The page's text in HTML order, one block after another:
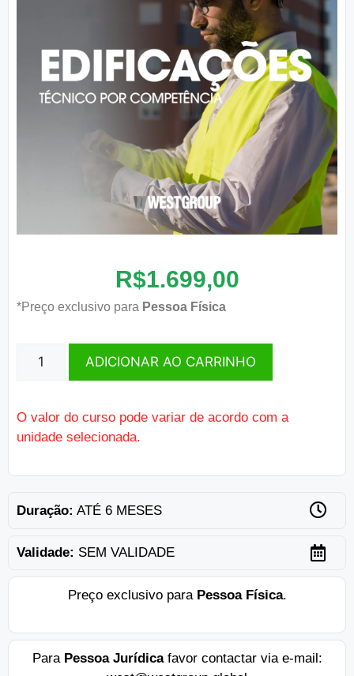
R$1.699,00
*Preço exclusivo para Pessoa Física
ADICIONAR AO CARRINHO
O valor do curso pode variar de acordo com a
unidade selecionada.
Duração: ATÉ 6 MESES
Validade: SEM VALIDADE
Preço exclusivo para Pessoa Física.
Para Pessoa Jurídicafavor contactar via e-mail: